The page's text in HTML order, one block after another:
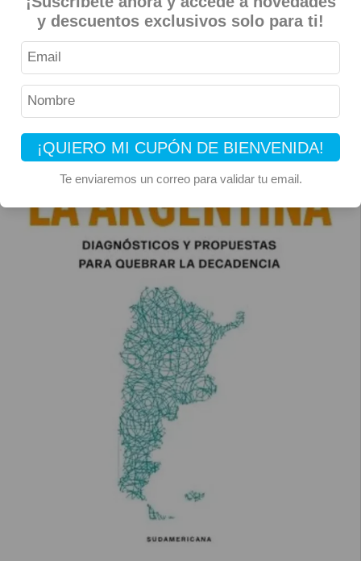
y descuentos exclusivos solo para ti!
¡QUIERO MI CUPÓN DE BIENVENIDA!
Te enviaremos un correo para validar tu email.
Libro “Desenredar la Argentina” – Luciano Laspina